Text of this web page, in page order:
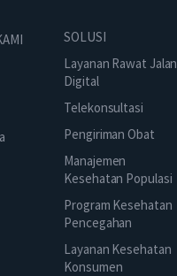
SOLUSI
Layanan Rawat Jalan
Digital
Telekonsultasi
Pengiriman Obat
Manajemen
Kesehatan Populasi
Program Kesehatan
Pencegahan
Layanan Kesehatan
Konsumen